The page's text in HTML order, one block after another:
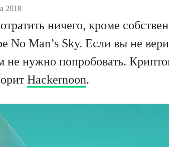
2018
ничего, кроме
No Man’s Sky. Если вы не
не нужно попробовать.
Hackernoon.